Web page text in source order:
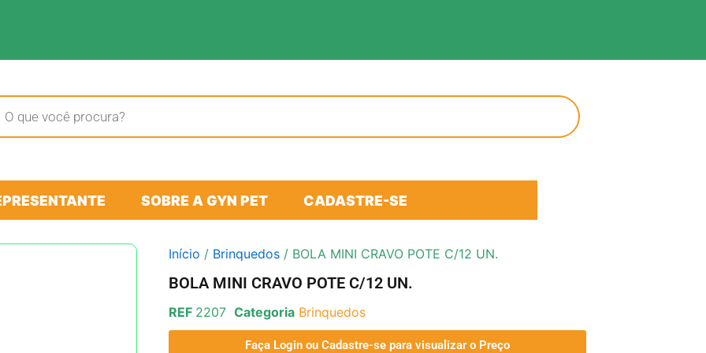
SOBRE A GYN PET CADASTRE-SE
Início / Brinquedos / BOLA MINI CRAVO POTE C/12 UN.
BOLA MINI CRAVO POTE C/12 UN.
REF 2207 Categoria Brinquedos
Faça Login ou Cadastre-se para visualizar o Preço